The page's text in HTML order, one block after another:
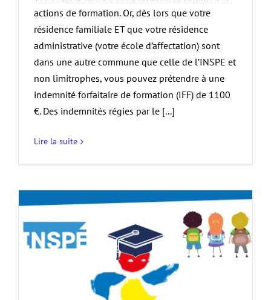
actions de formation. Or, dès lors que votre
résidence familiale ET que votre résidence
administrative (votre école d’affectation) sont
dans une autre commune que celle de l’INSPE et
non limitrophes, vous pouvez prétendre à une
indemnité forfaitaire de formation (IFF) de 1100
€. Des indemnités régies par le [...]
Lire la suite